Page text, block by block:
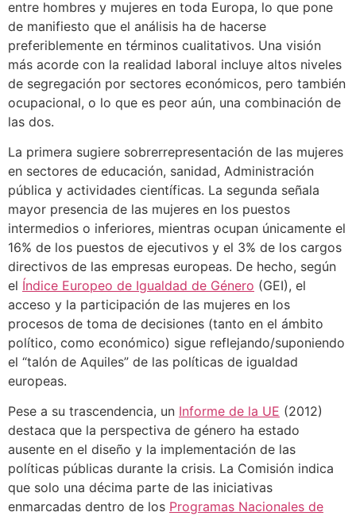
entre hombres y mujeres en toda Europa, lo que pone
de manifiesto que el análisis ha de hacerse
preferiblemente en términos cualitativos. Una visión
más acorde con la realidad laboral incluye altos niveles
de segregación por sectores económicos, pero también
ocupacional, o lo que es peor aún, una combinación de
las dos.
La primera sugiere sobrerrepresentación de las mujeres
en sectores de educación, sanidad, Administración
pública y actividades científicas. La segunda señala
mayor presencia de las mujeres en los puestos
intermedios o inferiores, mientras ocupan únicamente el
16% de los puestos de ejecutivos y el 3% de los cargos
directivos de las empresas europeas. De hecho, según
el Índice Europeo de Igualdad de Género (GEI), el
acceso y la participación de las mujeres en los
procesos de toma de decisiones (tanto en el ámbito
político, como económico) sigue reflejando/suponiendo
el “talón de Aquiles” de las políticas de igualdad
europeas.
Pese a su trascendencia, un Informe de la UE (2012)
destaca que la perspectiva de género ha estado
ausente en el diseño y la implementación de las
políticas públicas durante la crisis. La Comisión indica
que solo una décima parte de las iniciativas
enmarcadas dentro de los Programas Nacionales de